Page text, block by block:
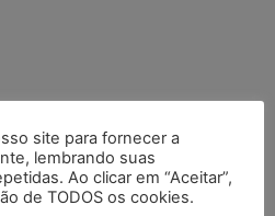
site para fornecer a
lembrando suas
Ao clicar em “Aceitar”,
de TODOS os cookies.